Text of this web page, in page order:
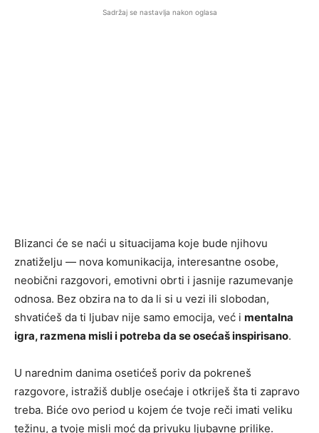
Sadržaj se nastavlja nakon oglasa
Blizanci će se naći u situacijama koje bude njihovu
znatiželju — nova komunikacija, interesantne osobe,
neobični razgovori, emotivni obrti i jasnije razumevanje
odnosa. Bez obzira na to da li si u vezi ili slobodan,
shvatićeš da ti ljubav nije samo emocija, već i mentalna
igra, razmena misli i potreba da se osećaš inspirisano.
U narednim danima osetićeš poriv da pokreneš
razgovore, istražiš dublje osećaje i otkriješ šta ti zapravo
treba. Biće ovo period u kojem će tvoje reči imati veliku
težinu, a tvoje misli moć da privuku ljubavne prilike.